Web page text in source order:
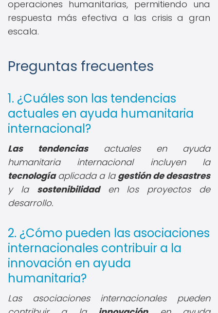
operaciones humanitarias, permitiendo una
respuesta más efectiva a las crisis a gran
escala.
Preguntas frecuentes
1. ¿Cuáles son las tendencias
actuales en ayuda humanitaria
internacional?
Las tendenciasactuales en ayuda
humanitaria internacional incluyen la
tecnologíaaplicada a la gestión de desastres
y la sostenibilidaden los proyectos de
desarrollo.
2. ¿Cómo pueden las asociaciones
internacionales contribuir a la
innovación en ayuda
humanitaria?
Las asociaciones internacionales pueden